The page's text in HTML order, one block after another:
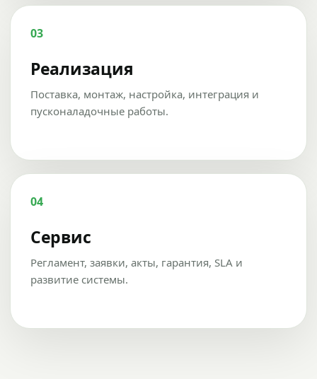
03
Реализация
Поставка, монтаж, настройка, интеграция и
пусконаладочные работы.
04
Сервис
Регламент, заявки, акты, гарантия, SLA и
развитие системы.